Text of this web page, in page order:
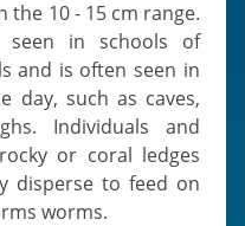
the 10 - 15 cm range.
seen in schools of
and is often seen in
day, such as caves,
Individuals and
or coral ledges
disperse to feed on
worms.